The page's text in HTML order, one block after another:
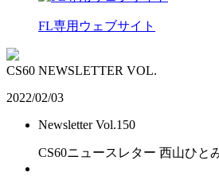
FL専用ウェブサイト
CS60 NEWSLETTER VOL.
2022/02/03
Newsletter Vol.150
CS60ニュースレター 西山ひと